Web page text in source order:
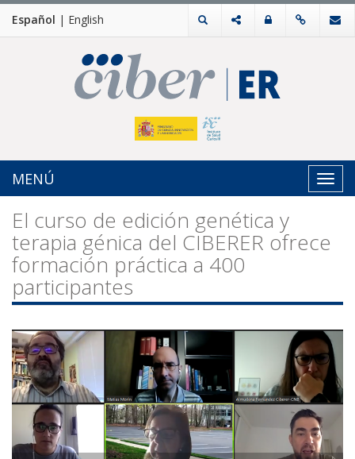
Español | English
MENÚ
El curso de edición genética y
terapia génica del CIBERER ofrece
formación práctica a 400
participantes